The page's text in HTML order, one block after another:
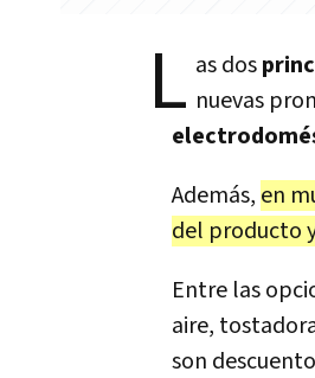
L as dos
nuevas
Además, en
del producto
Entre las
aire,
son